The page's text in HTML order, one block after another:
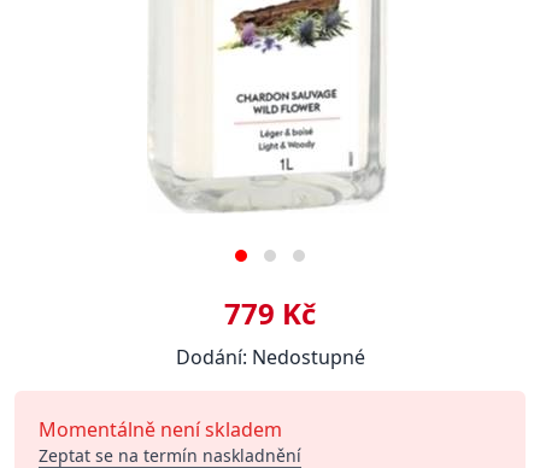
779 Kč
Dodání: Nedostupné
Momentálně není skladem
Zeptat se na termín naskladnění